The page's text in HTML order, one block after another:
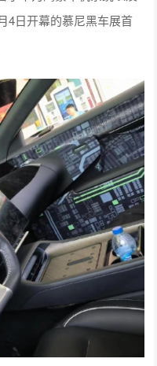
4日开幕的慕尼黑车展首